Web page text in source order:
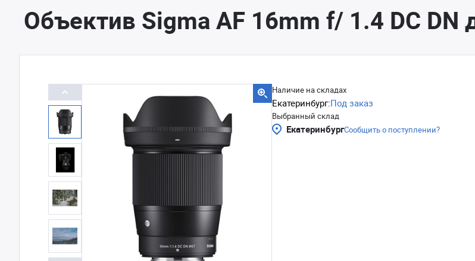
Объектив Sigma AF 16mm f/ 1.4 DC DN
Наличие на складах
Екатеринбург:Под заказ
Выбранный склад
ЕкатеринбургСообщить о поступлении?